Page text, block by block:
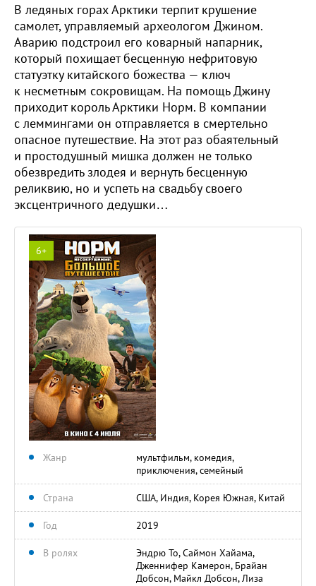
В ледяных горах Арктики терпит крушение
самолет, управляемый археологом Джином.
Аварию подстроил его коварный напарник,
который похищает бесценную нефритовую
статуэтку китайского божества — ключ
к несметным сокровищам. На помощь Джину
приходит король Арктики Норм. В компании
с леммингами он отправляется в смертельно
опасное путешествие. На этот раз обаятельный
и простодушный мишка должен не только
обезвредить злодея и вернуть бесценную
реликвию, но и успеть на свадьбу своего
эксцентричного дедушки…
6+
Жанр
мультфильм, комедия,
приключения, семейный
Страна США, Индия, Корея Южная, Китай
Год 2019
В ролях
Эндрю То, Саймон Хайама,
Дженнифер Камерон, Брайан
Добсон, Майкл Добсон, Лиза